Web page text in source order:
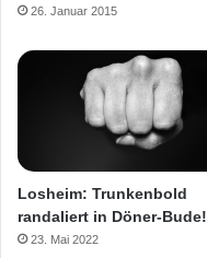
26. Januar 2015
Losheim: Trunkenbold
randaliert in Döner-Bude!
23. Mai 2022